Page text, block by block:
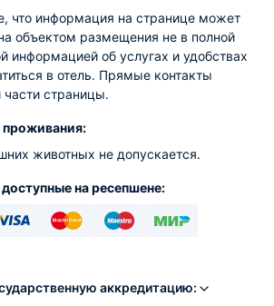
что информация на странице может
объектом размещения не в полной
информацией об услугах и удобствах
в отель. Прямые контакты
страницы.
проживания:
животных не допускается.
на ресепшене:
аккредитацию: